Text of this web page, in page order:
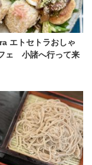
エトセトラおしゃ
ェ 小諸へ行って来